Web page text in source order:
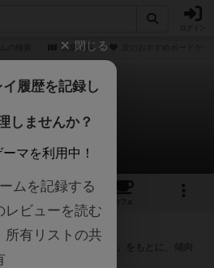
豆腐大師
豆腐大師
すすめボードゲーム
カフェ
のおすすめ
された「プレイ感の評価」をもとに、傾向
形式で紹介します。
閉じる
履歴を記録し
しませんか？
マを利用中！
ムを記録する
レビューを読む
所有リストの共